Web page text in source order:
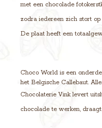
met een chocolade
zodra iedereen zich stort
De plaat heeft een
Choco World is een
het Belgische Callebaut.
Chocolaterie Vink levert
chocolade te werken,